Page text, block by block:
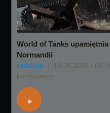
World of Tanks
Normandii
redakcja | 19.06.2026 /
komentarzy